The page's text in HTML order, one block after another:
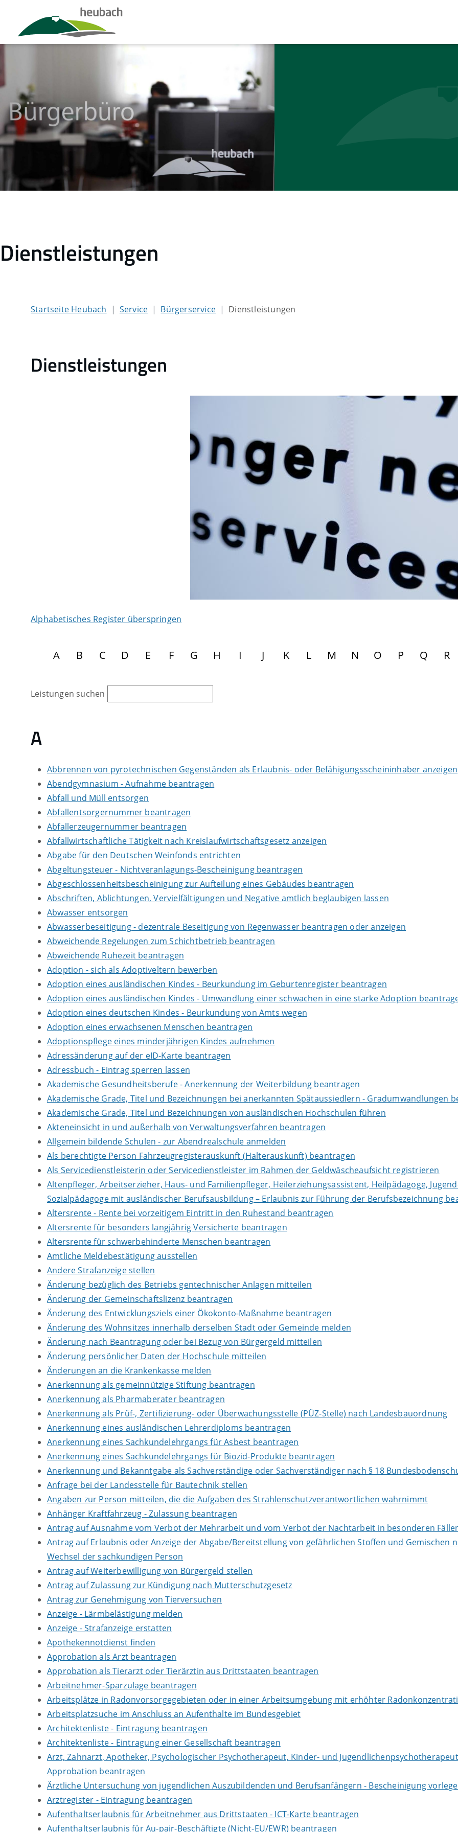
Dienstleistungen
Startseite Heubach Service Bürgerservice Dienstleistungen
Dienstleistungen
Alphabetisches Register überspringen
A B C D E F G H I J K L M N O P Q R
Leistungen suchen
A
Abbrennen von pyrotechnischen Gegenständen als Erlaubnis- oder Befähigungsscheininhaber anzeigen
Abendgymnasium - Aufnahme beantragen
Abfall und Müll entsorgen
Abfallentsorgernummer beantragen
Abfallerzeugernummer beantragen
Abfallwirtschaftliche Tätigkeit nach Kreislaufwirtschaftsgesetz anzeigen
Abgabe für den Deutschen Weinfonds entrichten
Abgeltungsteuer - Nichtveranlagungs-Bescheinigung beantragen
Abgeschlossenheitsbescheinigung zur Aufteilung eines Gebäudes beantragen
Abschriften, Ablichtungen, Vervielfältigungen und Negative amtlich beglaubigen lassen
Abwasser entsorgen
Abwasserbeseitigung - dezentrale Beseitigung von Regenwasser beantragen oder anzeigen
Abweichende Regelungen zum Schichtbetrieb beantragen
Abweichende Ruhezeit beantragen
Adoption - sich als Adoptiveltern bewerben
Adoption eines ausländischen Kindes - Beurkundung im Geburtenregister beantragen
Adoption eines ausländischen Kindes - Umwandlung einer schwachen in eine starke Adoption
Adoption eines deutschen Kindes - Beurkundung von Amts wegen
Adoption eines erwachsenen Menschen beantragen
Adoptionspflege eines minderjährigen Kindes aufnehmen
Adressänderung auf der eID-Karte beantragen
Adressbuch - Eintrag sperren lassen
Akademische Gesundheitsberufe - Anerkennung der Weiterbildung beantragen
Akademische Grade, Titel und Bezeichnungen bei anerkannten Spätaussiedlern - Gradumwandlungen
Akademische Grade, Titel und Bezeichnungen von ausländischen Hochschulen führen
Akteneinsicht in und außerhalb von Verwaltungsverfahren beantragen
Allgemein bildende Schulen - zur Abendrealschule anmelden
Als berechtigte Person Fahrzeugregisterauskunft (Halterauskunft) beantragen
Als Servicedienstleisterin oder Servicedienstleister im Rahmen der Geldwäscheaufsicht registrieren
Altenpfleger, Arbeitserzieher, Haus- und Familienpfleger, Heilerziehungsassistent, Heilpädagoge,
Sozialpädagoge mit ausländischer Berufsausbildung – Erlaubnis zur Führung der Berufsbezeichnung
Altersrente - Rente bei vorzeitigem Eintritt in den Ruhestand beantragen
Altersrente für besonders langjährig Versicherte beantragen
Altersrente für schwerbehinderte Menschen beantragen
Amtliche Meldebestätigung ausstellen
Andere Strafanzeige stellen
Änderung bezüglich des Betriebs gentechnischer Anlagen mitteilen
Änderung der Gemeinschaftslizenz beantragen
Änderung des Entwicklungsziels einer Ökokonto-Maßnahme beantragen
Änderung des Wohnsitzes innerhalb derselben Stadt oder Gemeinde melden
Änderung nach Beantragung oder bei Bezug von Bürgergeld mitteilen
Änderung persönlicher Daten der Hochschule mitteilen
Änderungen an die Krankenkasse melden
Anerkennung als gemeinnützige Stiftung beantragen
Anerkennung als Pharmaberater beantragen
Anerkennung als Prüf-, Zertifizierung- oder Überwachungsstelle (PÜZ-Stelle) nach Landesbauordnung
Anerkennung eines ausländischen Lehrerdiploms beantragen
Anerkennung eines Sachkundelehrgangs für Asbest beantragen
Anerkennung eines Sachkundelehrgangs für Biozid-Produkte beantragen
Anerkennung und Bekanntgabe als Sachverständige oder Sachverständiger nach § 18
Anfrage bei der Landesstelle für Bautechnik stellen
Angaben zur Person mitteilen, die die Aufgaben des Strahlenschutzverantwortlichen wahrnimmt
Anhänger Kraftfahrzeug - Zulassung beantragen
Antrag auf Ausnahme vom Verbot der Mehrarbeit und vom Verbot der Nachtarbeit in besonderen
Antrag auf Erlaubnis oder Anzeige der Abgabe/Bereitstellung von gefährlichen Stoffen und Gemischen
Wechsel der sachkundigen Person
Antrag auf Weiterbewilligung von Bürgergeld stellen
Antrag auf Zulassung zur Kündigung nach Mutterschutzgesetz
Antrag zur Genehmigung von Tierversuchen
Anzeige - Lärmbelästigung melden
Anzeige - Strafanzeige erstatten
Apothekennotdienst finden
Approbation als Arzt beantragen
Approbation als Tierarzt oder Tierärztin aus Drittstaaten beantragen
Arbeitnehmer-Sparzulage beantragen
Arbeitsplätze in Radonvorsorgegebieten oder in einer Arbeitsumgebung mit erhöhter
Arbeitsplatzsuche im Anschluss an Aufenthalte im Bundesgebiet
Architektenliste - Eintragung beantragen
Architektenliste - Eintragung einer Gesellschaft beantragen
Arzt, Zahnarzt, Apotheker, Psychologischer Psychotherapeut, Kinder- und
Approbation beantragen
Ärztliche Untersuchung von jugendlichen Auszubildenden und Berufsanfängern - Bescheinigung
Arztregister - Eintragung beantragen
Aufenthaltserlaubnis für Arbeitnehmer aus Drittstaaten - ICT-Karte beantragen
Aufenthaltserlaubnis für Au-pair-Beschäftigte (Nicht-EU/EWR) beantragen